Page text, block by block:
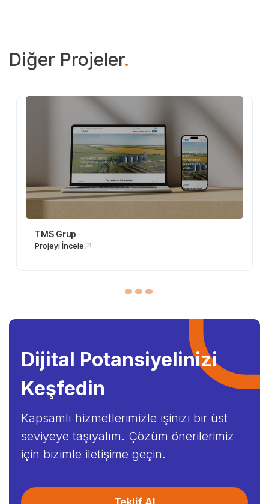
Diğer Projeler.
TMS Grup
Projeyi İncele
Dijital Potansiyelinizi
Keşfedin
Kapsamlı hizmetlerimizle işinizi bir üst
seviyeye taşıyalım. Çözüm önerilerimiz
için bizimle iletişime geçin.